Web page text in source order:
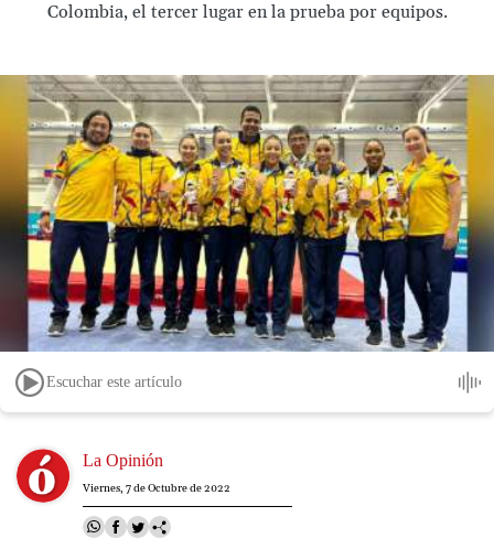
Colombia, el tercer lugar en la prueba por equipos.
Escuchar este artículo
Image La Opinión
Viernes, 7 de Octubre de 2022